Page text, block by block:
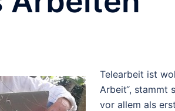
Telearbeit ist
Arbeit“, stammt
vor allem als